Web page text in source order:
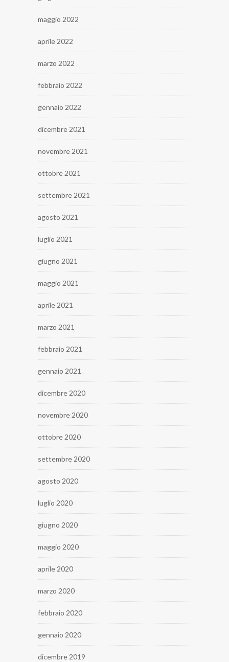
maggio 2022
aprile 2022
marzo 2022
febbraio 2022
gennaio 2022
dicembre 2021
novembre 2021
ottobre 2021
settembre 2021
agosto 2021
luglio 2021
giugno 2021
maggio 2021
aprile 2021
marzo 2021
febbraio 2021
gennaio 2021
dicembre 2020
novembre 2020
ottobre 2020
settembre 2020
agosto 2020
luglio 2020
giugno 2020
maggio 2020
aprile 2020
marzo 2020
febbraio 2020
gennaio 2020
dicembre 2019